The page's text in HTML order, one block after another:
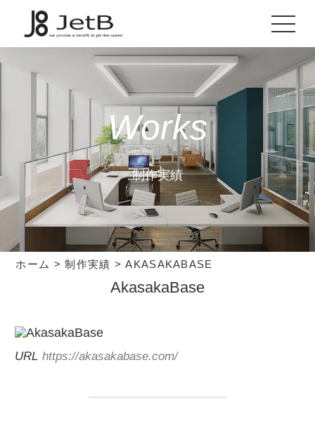
Works
制作実績
ホーム >制作実績 >AKASAKABASE
AkasakaBase
URL https://akasakabase.com/